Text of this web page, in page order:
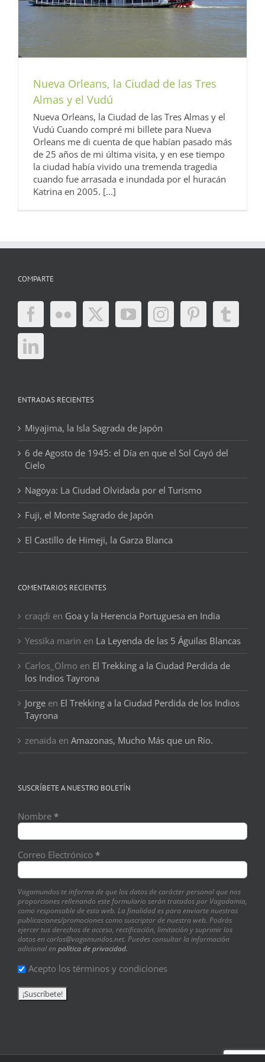
Nueva Orleans, la Ciudad de las Tres
Almas y el Vudú
Nueva Orleans, la Ciudad de las Tres Almas y el
Vudú Cuando compré mi billete para Nueva
Orleans me di cuenta de que habían pasado más
de 25 años de mi última visita, y en ese tiempo
la ciudad había vivido una tremenda tragedia
cuando fue arrasada e inundada por el huracán
Katrina en 2005. [...]
COMPARTE
ENTRADAS RECIENTES
Miyajima, la Isla Sagrada de Japón
6 de Agosto de 1945: el Día en que el Sol Cayó del
Cielo
Nagoya: La Ciudad Olvidada por el Turismo
Fuji, el Monte Sagrado de Japón
El Castillo de Himeji, la Garza Blanca
COMENTARIOS RECIENTES
craqdi en Goa y la Herencia Portuguesa en India
Yessika marin en La Leyenda de las 5 Águilas Blancas
Carlos_Olmo en El Trekking a la Ciudad Perdida de
los Indios Tayrona
Jorge en El Trekking a la Ciudad Perdida de los Indios
Tayrona
zenaida en Amazonas, Mucho Más que un Río.
SUSCRÍBETE A NUESTRO BOLETÍN
Nombre *
Correo Electrónico *
Vagamundos te informa de que los datos de carácter personal que nos
proporciones rellenando este formulario serán tratados por Vagadamia,
como responsable de esta web. La finalidad es para enviarte nuestras
publicaciones/promociones como suscriptor de nuestra web. Podrás
ejercer tus derechos de acceso, rectificación, limitación y suprimir los
datos en carlos@vagamundos.net. Puedes consultar la información
adicional en política de privacidad.
Acepto los términos y condiciones